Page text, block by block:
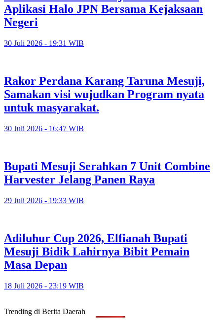
Aplikasi Halo JPN Bersama Kejaksaan
Negeri
30 Juli 2026 - 19:31 WIB
Rakor Perdana Karang Taruna Mesuji,
Samakan visi wujudkan Program nyata
untuk masyarakat.
30 Juli 2026 - 16:47 WIB
Bupati Mesuji Serahkan 7 Unit Combine
Harvester Jelang Panen Raya
29 Juli 2026 - 19:33 WIB
Adiluhur Cup 2026, Elfianah Bupati
Mesuji Bidik Lahirnya Bibit Pemain
Masa Depan
18 Juli 2026 - 23:19 WIB
Trending di Berita Daerah